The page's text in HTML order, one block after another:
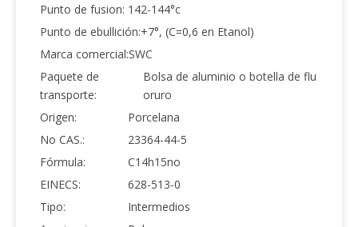
Punto de fusion: 142-144°c
Punto de ebullición:+7°, (C=0,6 en Etanol)
Marca comercial:SWC
Paquete de
transporte:
Bolsa de aluminio o botella de flu
oruro
Origen:
Porcelana
No CAS.:
23364-44-5
Fórmula:
C14h15no
EINECS:
628-513-0
Tipo:
Intermedios